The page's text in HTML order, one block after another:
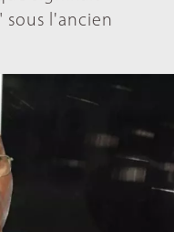
sous l'ancien